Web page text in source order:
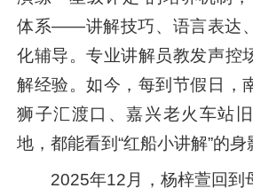
体系——讲解技巧、语言表达
化辅导。专业讲解员教发声控
解经验。如今，每到节假日，
狮子汇渡口、嘉兴老火车站
地，都能看到“红船小讲解”的身
2025年12月，杨梓萱回到